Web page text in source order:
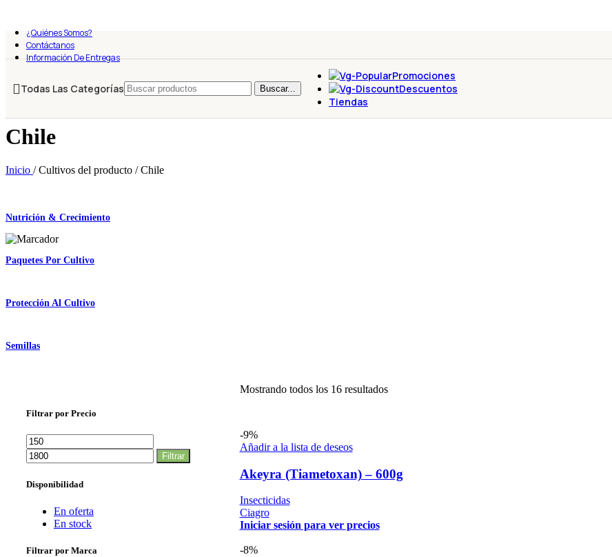
¿Quiénes Somos?
Contáctanos
Información De Entregas
Todas Las Categorías Buscar...
Promociones
Descuentos
Tiendas
Chile
Inicio / Cultivos del producto / Chile
Nutrición & Crecimiento
Paquetes Por Cultivo
Protección Al Cultivo
Semillas
Filtrar por Precio
Precio
mínimo
máximo
Filtrar
Disponibilidad
En oferta
En stock
Filtrar por Marca
Mostrando todos los 16 resultados
-9%
Añadir a la lista de deseos
Akeyra (Tiametoxan) – 600g
Insecticidas
Ciagro
Iniciar sesión para ver precios
-8%